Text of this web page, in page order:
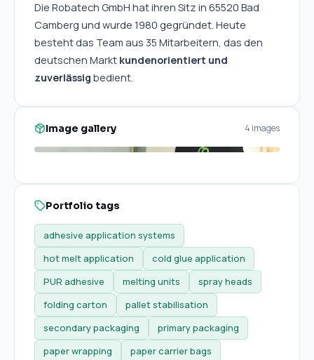
Die Robatech GmbH hat ihren Sitz in 65520 Bad
Camberg und wurde 1980 gegründet. Heute
besteht das Team aus 35 Mitarbeitern, das den
deutschen Markt kundenorientiert und
zuverlässig bedient.
Image gallery 4 images
Portfolio tags
adhesive application systems
hot melt application
cold glue application
PUR adhesive
melting units
spray heads
folding carton
pallet stabilisation
secondary packaging
primary packaging
paper wrapping
paper carrier bags